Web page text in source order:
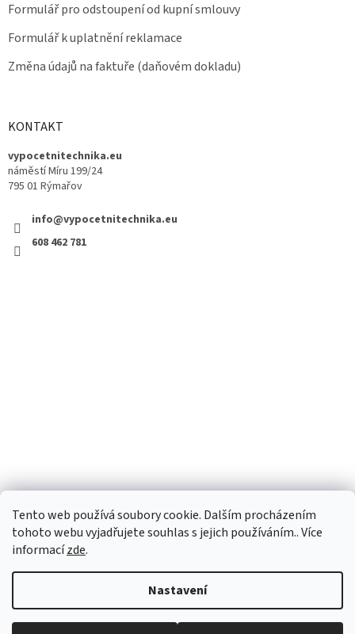
Tento web používá soubory cookie. Dalším procházením
tohoto webu vyjadřujete souhlas s jejich používáním.. Více
informacízde.
Nastavení
Formulář pro odstoupení od kupní smlouvy
Formulář k uplatnění reklamace
Změna údajů na faktuře (daňovém dokladu)
KONTAKT
vypocetnitechnika.eu
náměstí Míru 199/24
795 01 Rýmařov
info@vypocetnitechnika.eu
608 462 781
Copyright 2026vypocetnitechnika.eu. Všechna práva vyhrazena.